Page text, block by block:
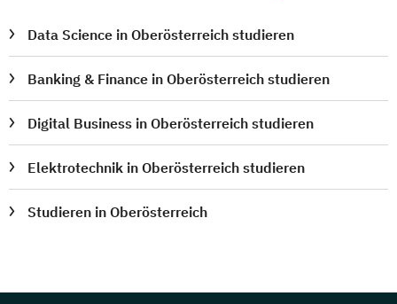
Data Science in Oberösterreich studieren
Banking & Finance in Oberösterreich studieren
Digital Business in Oberösterreich studieren
Elektrotechnik in Oberösterreich studieren
Studieren in Oberösterreich